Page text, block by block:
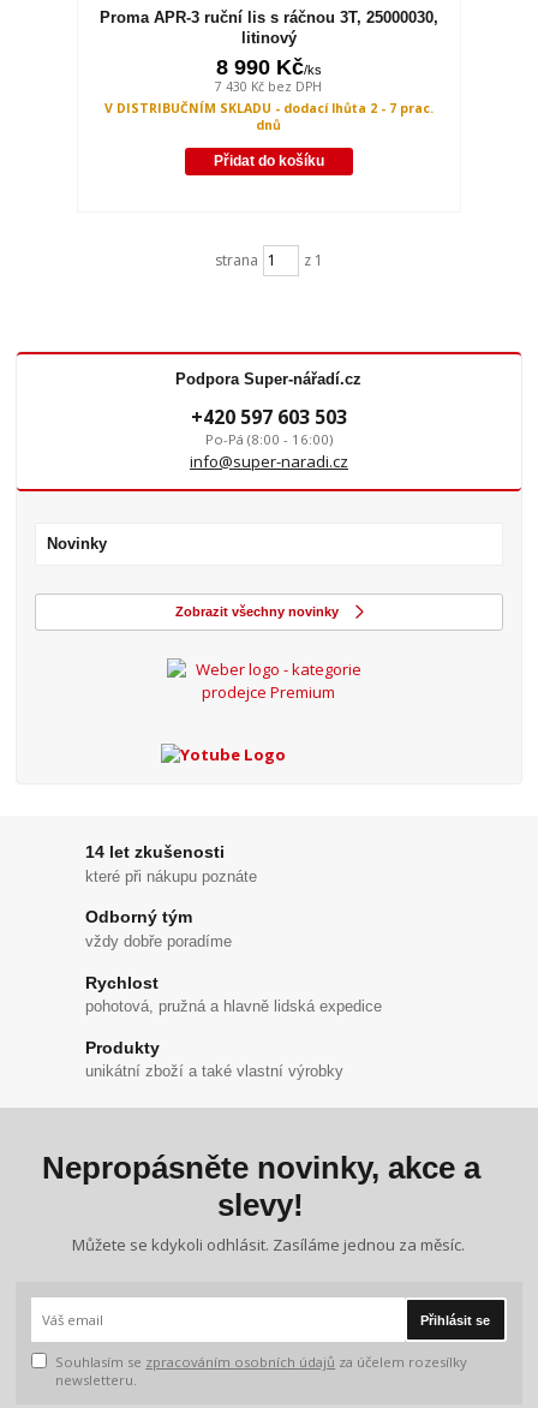
Proma APR-3 ruční lis s ráčnou 3T, 25000030,
litinový
8 990 Kč/ks
7 430 Kč bez DPH
V DISTRIBUČNÍM SKLADU - dodací lhůta 2 - 7 prac.
dnů
Přidat do košíku
strana z 1
Podpora Super-nářadí.cz
+420 597 603 503
Po-Pá (8:00 - 16:00)
info@super-naradi.cz
Novinky
Zobrazit všechny novinky
14 let zkušenosti
které při nákupu poznáte
Odborný tým
vždy dobře poradíme
Rychlost
pohotová, pružná a hlavně lidská expedice
Produkty
unikátní zboží a také vlastní výrobky
Nepropásněte novinky, akce a
slevy!
Můžete se kdykoli odhlásit. Zasíláme jednou za měsíc.
Přihlásit se
Souhlasím se zpracováním osobních údajů za účelem rozesílky
newsletteru.